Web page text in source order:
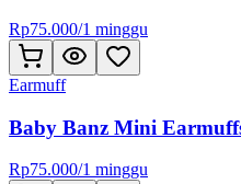
Rp75.000/1 minggu
Earmuff
Baby Banz Mini
Rp75.000/1 minggu